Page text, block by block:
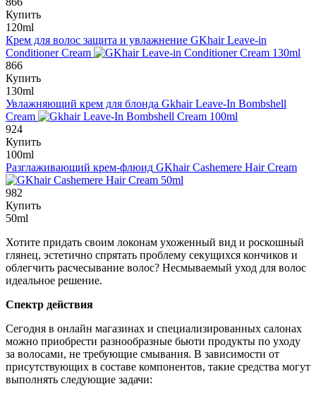
Купить
120ml
Крем для волос защита и увлажнение GKhair Leave-in
Conditioner Cream
866
Купить
130ml
Увлажняющий крем для блонда Gkhair Leave-In Bombshell
Cream
924
Купить
100ml
Разглаживающий крем-флюид GKhair Cashemere Hair Cream
982
Купить
50ml
Хотите придать своим локонам ухоженный вид и роскошный
глянец, эстетично спрятать проблему секущихся кончиков и
облегчить расчесывание волос? Несмываемый уход для волос
идеальное решение.
Спектр действия
Сегодня в онлайн магазинах и специализированных салонах
можно приобрести разнообразные бьюти продукты по уходу
за волосами, не требующие смывания. В зависимости от
присутствующих в составе компонентов, такие средства могут
выполнять следующие задачи: